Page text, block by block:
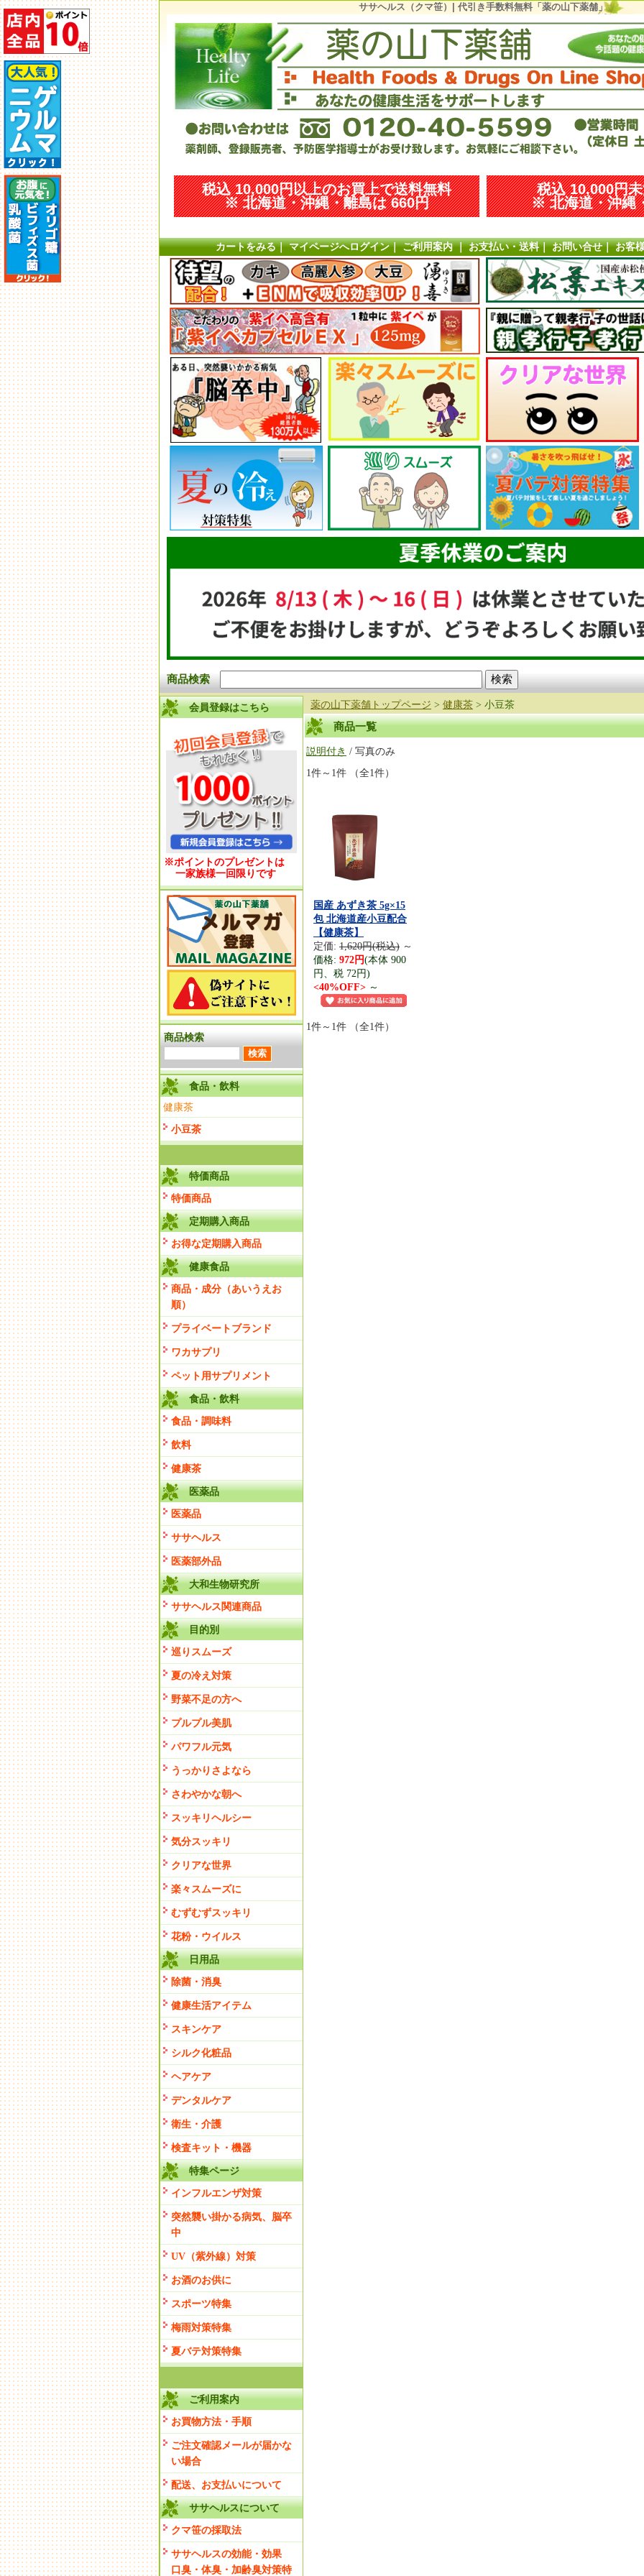
ササヘルス（クマ笹）| 代引き手数料無料「薬の山下薬舗」
税込 10,000円以上のお買上で送料無料
※ 北海道・沖縄・離島は 660円
税込 10,000円
※ 北海道・沖縄
カートをみる｜マイページへログイン｜ご利用案内｜お支払い・送料｜お問い合せ｜お客
商品検索
会員登録はこちら
※ポイントのプレゼントは
一家族様一回限りです
商品検索
食品・飲料
健康茶
小豆茶
特価商品
特価商品
定期購入商品
お得な定期購入商品
健康食品
商品・成分（あいうえお
順）
プライベートブランド
ワカサプリ
ペット用サプリメント
食品・飲料
食品・調味料
飲料
健康茶
医薬品
医薬品
ササヘルス
医薬部外品
大和生物研究所
ササヘルス関連商品
目的別
巡りスムーズ
夏の冷え対策
野菜不足の方へ
プルプル美肌
パワフル元気
うっかりさよなら
さわやかな朝へ
スッキリヘルシー
気分スッキリ
クリアな世界
楽々スムーズに
むずむずスッキリ
花粉・ウイルス
日用品
除菌・消臭
健康生活アイテム
スキンケア
シルク化粧品
ヘアケア
デンタルケア
衛生・介護
検査キット・機器
特集ページ
インフルエンザ対策
突然襲い掛かる病気、脳卒
中
UV（紫外線）対策
お酒のお供に
スポーツ特集
梅雨対策特集
夏バテ対策特集
ご利用案内
お買物方法・手順
ご注文確認メールが届かな
い場合
配送、お支払いについて
ササヘルスについて
クマ笹の採取法
ササヘルスの効能・効果
口臭・体臭・加齢臭対策特
薬の山下薬舗トップページ > 健康茶 > 小豆茶
商品一覧
説明付き / 写真のみ
1件～1件 （全1件）
国産 あずき茶 5g×15
包 北海道産小豆配合
【健康茶】
定価: 1,620円(税込) ～
価格: 972円(本体 900
円、税 72円)
<40%OFF> ～
1件～1件 （全1件）